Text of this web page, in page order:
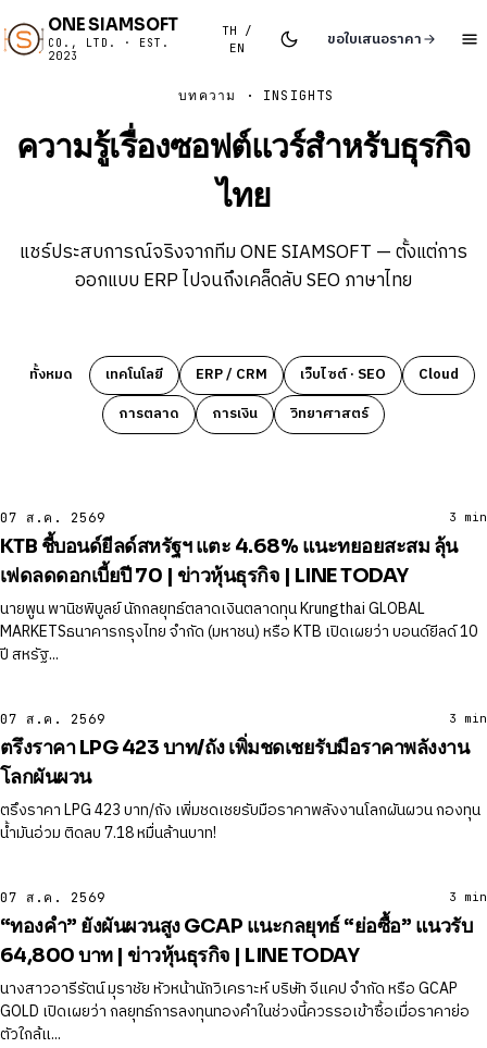
ONE SIAMSOFT
CO., LTD. · EST.
2023
TH /
EN
ขอใบเสนอราคา
บทความ · INSIGHTS
ความรู้เรื่องซอฟต์แวร์สำหรับธุรกิจ
ไทย
แชร์ประสบการณ์จริงจากทีม ONE SIAMSOFT — ตั้งแต่การ
ออกแบบ ERP ไปจนถึงเคล็ดลับ SEO ภาษาไทย
ทั้งหมด เทคโนโลยี ERP / CRM เว็บไซต์ · SEO
Cloud
การตลาด
การเงิน วิทยาศาสตร์
07 ส.ค. 2569
KTB ชี้บอนด์ยีลด์สหรัฐฯ แตะ 4.68% แนะทยอยสะสม ลุ้น
เฟดลดดอกเบี้ยปี 70 | ข่าวหุ้นธุรกิจ | LINE TODAY
นายพูน พานิชพิบูลย์ นักกลยุทธ์ตลาดเงินตลาดทุน Krungthai GLOBAL
MARKETSธนาคารกรุงไทย จำกัด (มหาชน) หรือ KTB เปิดเผยว่า บอนด์ยีลด์ 10
ปี สหรัฐ...
3 min
07 ส.ค. 2569
ตรึงราคา LPG 423 บาท/ถัง เพิ่มชดเชยรับมือราคาพลังงาน
โลกผันผวน
ตรึงราคา LPG 423 บาท/ถัง เพิ่มชดเชยรับมือราคาพลังงานโลกผันผวน กองทุน
น้ำมันอ่วม ติดลบ 7.18 หมื่นล้านบาท!
3 min
07 ส.ค. 2569
“ทองคำ” ยังผันผวนสูง GCAP แนะกลยุทธ์ “ย่อซื้อ” แนวรับ
64,800 บาท | ข่าวหุ้นธุรกิจ | LINE TODAY
นางสาวอารีรัตน์ มุราชัย หัวหน้านักวิเคราะห์ บริษัท จีแคป จำกัด หรือ GCAP
GOLD เปิดเผยว่า กลยุทธ์การลงทุนทองคำในช่วงนี้ควรรอเข้าซื้อเมื่อราคาย่อ
ตัวใกล้แ...
3 min